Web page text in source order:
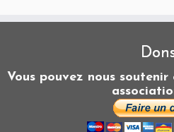
Vous pouvez nous